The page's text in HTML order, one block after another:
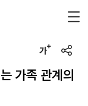
u
l
가족 관계의